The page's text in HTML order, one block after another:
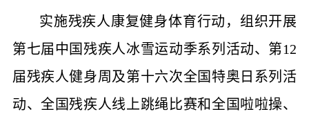
实施残疾人康复健身体育行动，组织开展
第七届中国残疾人冰雪运动季系列活动、第12
届残疾人健身周及第十六次全国特奥日系列活
动、全国残疾人线上跳绳比赛和全国啦啦操、